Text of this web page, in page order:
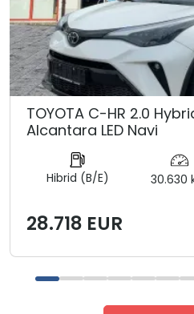
TOYOTA C-HR 2.0
Alcantara LED Navi
Hibrid (B/E) 30.630
28.718 EUR